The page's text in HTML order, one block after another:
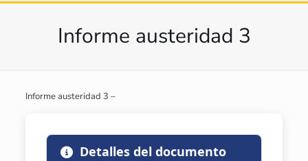
Informe austeridad 3
Informe austeridad 3 –
Detalles del documento